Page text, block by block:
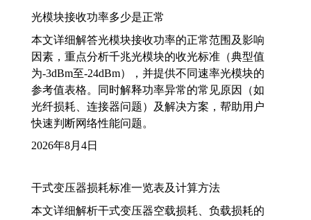
光模块接收功率多少是正常
本文详细解答光模块接收功率的正常范围及影响
因素，重点分析千兆光模块的收光标准（典型值
为-3dBm至-24dBm），并提供不同速率光模块的
参考值表格。同时解释功率异常的常见原因（如
光纤损耗、连接器问题）及解决方案，帮助用户
快速判断网络性能问题。
2026年8月4日
干式变压器损耗标准一览表及计算方法
本文详细解析干式变压器空载损耗、负载损耗的